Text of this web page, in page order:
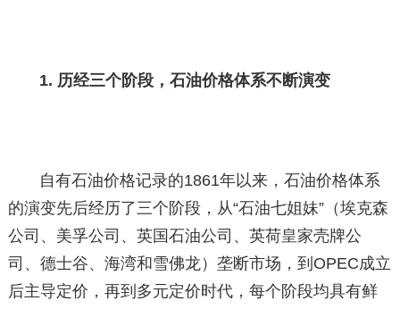
1. 历经三个阶段，石油价格体系不断演变
自有石油价格记录的1861年以来，石油价格体系
的演变先后经历了三个阶段，从“石油七姐妹”（埃克森
公司、美孚公司、英国石油公司、英荷皇家壳牌公
司、德士谷、海湾和雪佛龙）垄断市场，到OPEC成立
后主导定价，再到多元定价时代，每个阶段均具有鲜